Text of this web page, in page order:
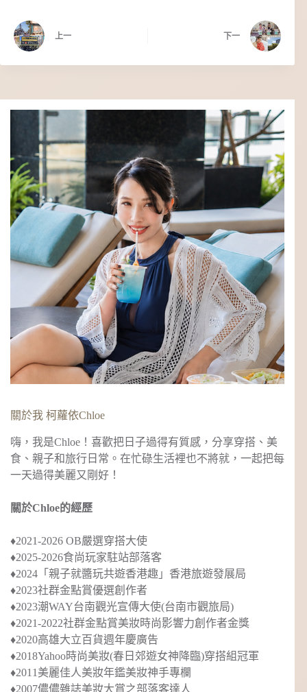
上一 下一
關於我 柯蘿依Chloe
嗨，我是Chloe！喜歡把日子過得有質感，分享穿搭、美
食、親子和旅行日常。在忙碌生活裡也不將就，一起把每
一天過得美麗又剛好！
關於Chloe的經歷
♦︎2021-2026 OB嚴選穿搭大使
♦︎2025-2026食尚玩家駐站部落客
♦︎2024 「親子就醬玩共遊香港趣」 香港旅遊發展局
♦︎2023社群金點賞優選創作者
♦︎2023潮WAY台南觀光宣傳大使(台南市觀旅局)
♦︎2021-2022社群金點賞美妝時尚影響力創作者金獎
♦︎2020高雄大立百貨週年慶廣告
♦︎2018Yahoo時尚美妝(春日郊遊女神降臨)穿搭組冠軍
♦︎2011美麗佳人美妝年鑑美妝神手專欄
♦︎2007儂儂雜誌美妝大賞之部落客達人